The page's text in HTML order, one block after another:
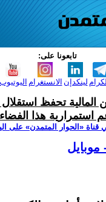
تابعونا على:
اليوتيوب الانستغرام لينكدإن
المالية تحفظ استقلال
استمرارية هذا
‫«الحوار المتمدن» على
موبايل